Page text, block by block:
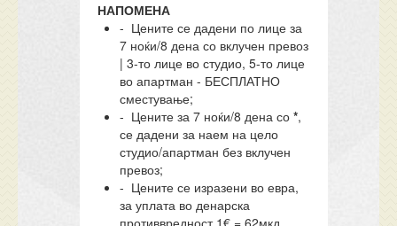
НАПОМЕНА
- Цените се дадени по лице за
7 ноќи/8 дена со вклучен превоз
| 3-то лице во студио, 5-то лице
во апартман - БЕСПЛАТНО
сместување;
- Цените за 7 ноќи/8 дена со *,
се дадени за наем на цело
студио/апартман без вклучен
превоз;
- Цените се изразени во евра,
за уплата во денарска
противвредност 1€ = 62мкд.